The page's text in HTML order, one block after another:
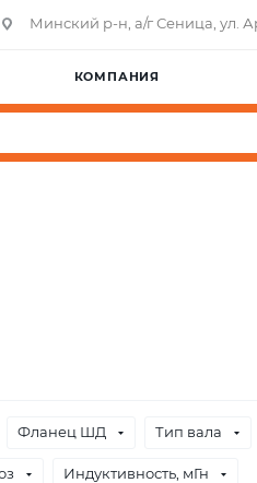
Минский р-н, а/г Сеница, ул.
КОМПАНИЯ
Фланец ШД Тип вала
Индуктивность, мГн